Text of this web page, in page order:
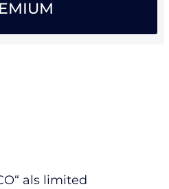
als limited